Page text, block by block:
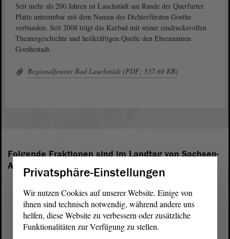
Seit mehr als 200 Jahren ist Lauchstädt am Rande der Querfurter
Platte untrennbar mit dem Namen des Dichterfürsten Goethe
verbunden. Seit 2008 trägt das Kurbad mit seiner eindrucksvollen
Theatergeschichte und heilkräftigen Quelle den Ehrennamen
Goethestadt.
Regionalfenster Bad Lauchstädt (PDF; 537.69 KB)
Folgende Fraktionen sind im Landtag von Sachsen-
Anhalt vertreten:
Privatsphäre-Einstellungen
Wir nutzen Cookies auf unserer Website. Einige von
ihnen sind technisch notwendig, während andere uns
helfen, diese Website zu verbessern oder zusätzliche
Funktionalitäten zur Verfügung zu stellen.